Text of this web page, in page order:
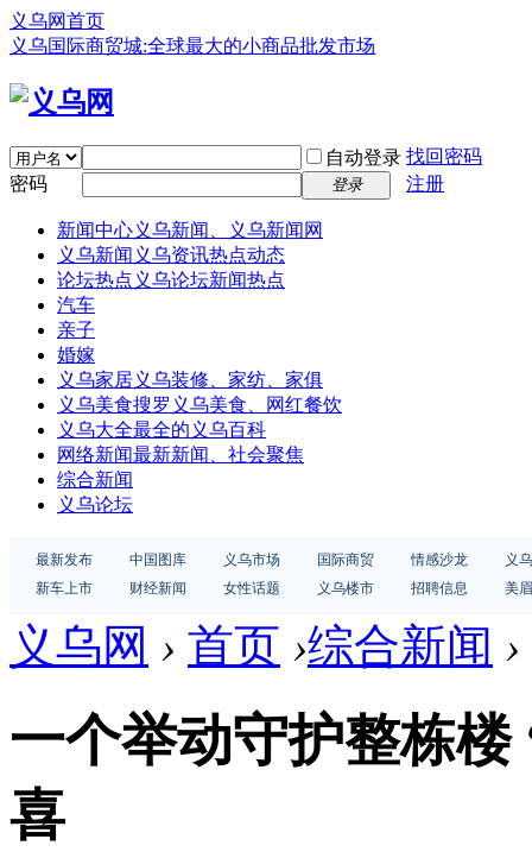
义乌网首页
义乌国际商贸城:全球最大的小商品批发市场
自动登录 找回密码
密码
登录 注册
新闻中心义乌新闻、义乌新闻网
义乌新闻 义乌资讯热点动态
论坛热点 义乌论坛新闻热点
汽车
亲子
婚嫁
义乌家居义乌装修、家纺、家俱
义乌美食搜罗义乌美食、网红餐饮
义乌大全最全的义乌百科
网络新闻最新新闻、社会聚焦
综合新闻
义乌论坛
最新发布 中国图库 义乌市场 国际商贸 情感沙龙
义
新车上市
财经新闻 女性话题 义乌楼市 招聘信息 美
义乌网 › 首页 ›综合新闻 ›
一个举动守护整栋
喜